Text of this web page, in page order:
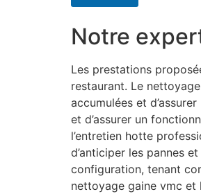
Notre
Les prestations
restaurant. Le
accumulées et
et d’assurer un
l’entretien hotte
d’anticiper les pannes
configuration, tenant
nettoyage gaine vmc et